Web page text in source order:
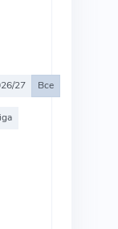
27 Все